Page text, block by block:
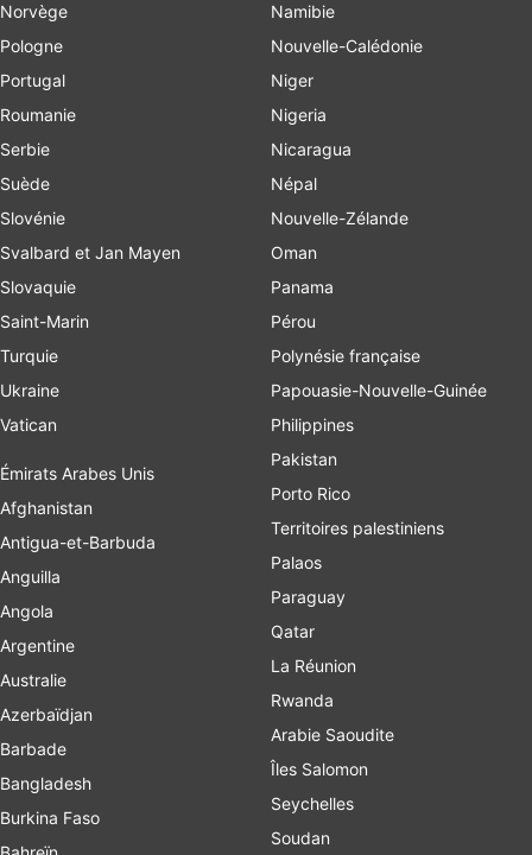
Norvège
Pologne
Portugal
Roumanie
Serbie
Suède
Slovénie
Svalbard et Jan Mayen
Slovaquie
Saint-Marin
Turquie
Ukraine
Vatican
Émirats Arabes Unis
Afghanistan
Antigua-et-Barbuda
Anguilla
Angola
Argentine
Australie
Azerbaïdjan
Barbade
Bangladesh
Burkina Faso
Namibie
Nouvelle-Calédonie
Niger
Nigeria
Nicaragua
Népal
Nouvelle-Zélande
Oman
Panama
Pérou
Polynésie française
Papouasie-Nouvelle-Guinée
Philippines
Pakistan
Porto Rico
Territoires palestiniens
Palaos
Paraguay
Qatar
La Réunion
Rwanda
Arabie Saoudite
Îles Salomon
Seychelles
Soudan